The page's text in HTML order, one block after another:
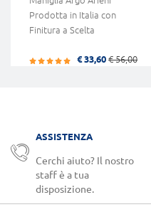
Prodotta in Italia con
Finitura a Scelta
€ 33,60 € 56,00
ASSISTENZA
Cerchi aiuto? Il nostro
staff è a tua
disposizione.